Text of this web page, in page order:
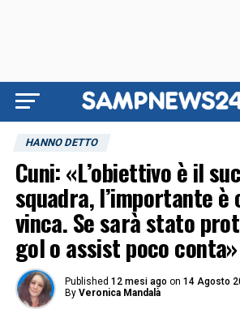
HANNO DETTO
Cuni: «L’obiettivo è il
squadra, l’importante è
vinca. Se sarà stato
gol o assist poco conta»
Published 12 mesi ago on 14 Agosto
By Veronica Mandalà